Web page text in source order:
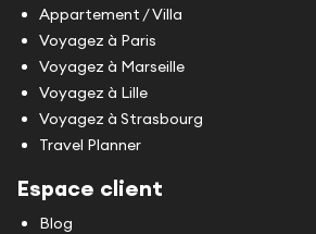
Appartement / Villa
Voyagez à Paris
Voyagez à Marseille
Voyagez à Lille
Voyagez à Strasbourg
Travel Planner
Espace client
Blog